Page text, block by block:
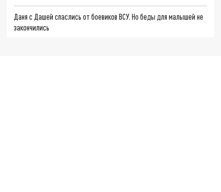
Даня с Дашей спаслись от боевиков ВСУ. Но беды для малышей не
закончились